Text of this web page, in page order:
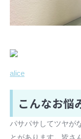
alice
こんなお悩
パサパサしてツヤが